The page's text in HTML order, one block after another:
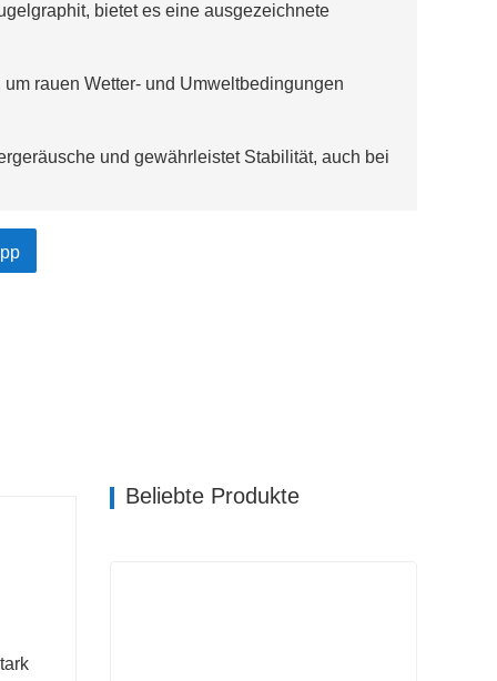
bietet es eine ausgezeichnete
rauen Wetter- und Umweltbedingungen
und gewährleistet Stabilität, auch bei
und verringert so das Unfallrisiko auf nassen
Beliebte Produkte